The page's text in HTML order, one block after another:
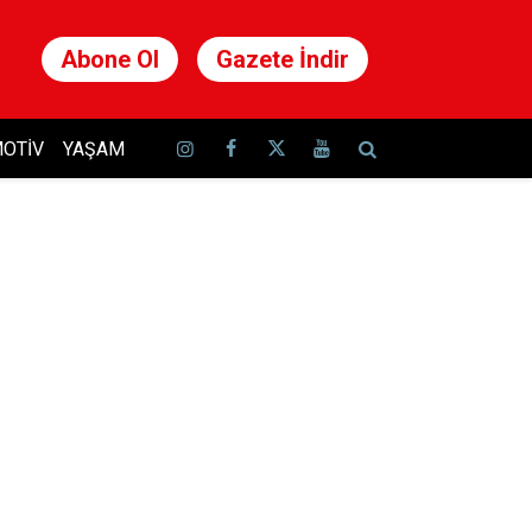
Abone Ol Gazete İndir
YAŞAM